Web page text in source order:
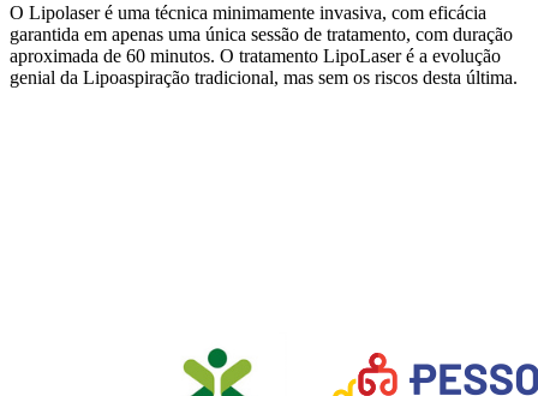
O Lipolaser é uma técnica minimamente invasiva, com eficácia
garantida em apenas uma única sessão de tratamento, com duração
aproximada de 60 minutos. O tratamento LipoLaser é a evolução
genial da Lipoaspiração tradicional, mas sem os riscos desta última.